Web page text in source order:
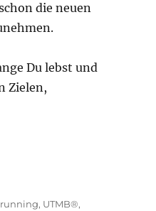
die neuen
Du lebst und
Zielen,
, UTMB®,